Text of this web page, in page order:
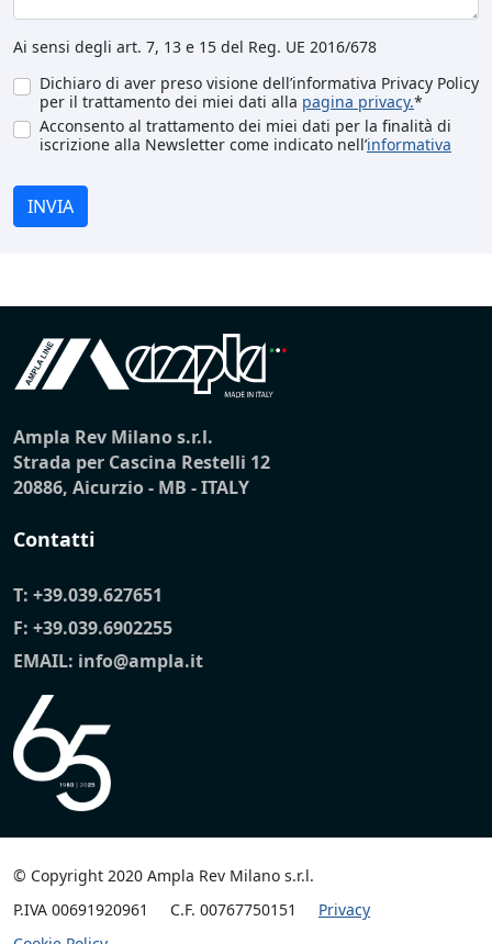
Ai sensi degli art. 7, 13 e 15 del Reg. UE 2016/678
Dichiaro di aver preso visione dell’informativa Privacy Policy
per il trattamento dei miei dati alla pagina privacy.*
Acconsento al trattamento dei miei dati per la finalità di
iscrizione alla Newsletter come indicato nell’informativa
INVIA
Ampla Rev Milano s.r.l.
Strada per Cascina Restelli 12
20886, Aicurzio - MB - ITALY
Contatti
T: +39.039.627651
F: +39.039.6902255
EMAIL: info@ampla.it
© Copyright 2020 Ampla Rev Milano s.r.l.
P.IVA 00691920961
C.F. 00767750151
Privacy